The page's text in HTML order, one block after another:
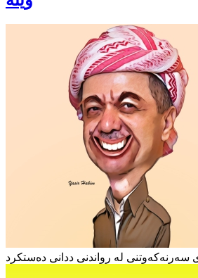
سەرنەکەوتنی لە رواندنی ددانی دەستکرد